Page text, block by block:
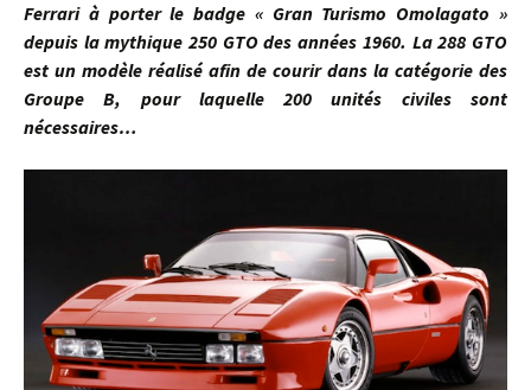
Ferrari à porter le badge « Gran Turismo Omolagato »
depuis la mythique 250 GTO des années 1960. La 288 GTO
est un modèle réalisé afin de courir dans la catégorie des
Groupe B, pour laquelle 200 unités civiles sont
nécessaires…